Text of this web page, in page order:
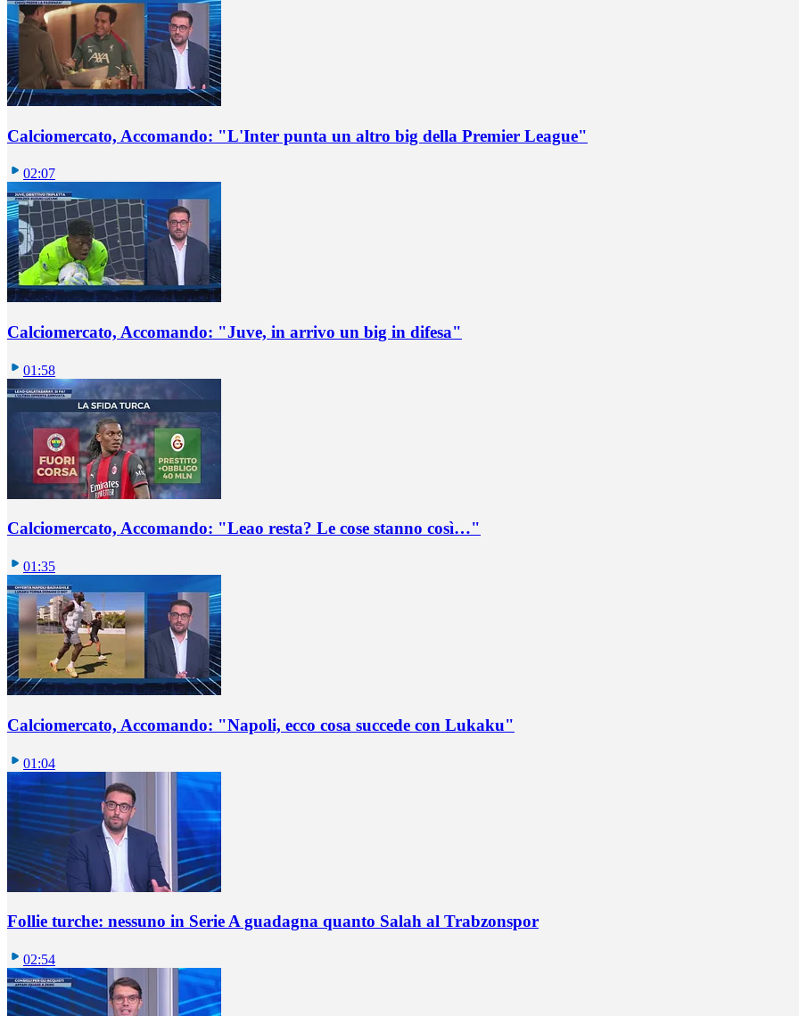
Calciomercato, Accomando: "L'Inter punta un altro big della Premier League"
02:07
Calciomercato, Accomando: "Juve, in arrivo un big in difesa"
01:58
Calciomercato, Accomando: "Leao resta? Le cose stanno così…"
01:35
Calciomercato, Accomando: "Napoli, ecco cosa succede con Lukaku"
01:04
Follie turche: nessuno in Serie A guadagna quanto Salah al Trabzonspor
02:54